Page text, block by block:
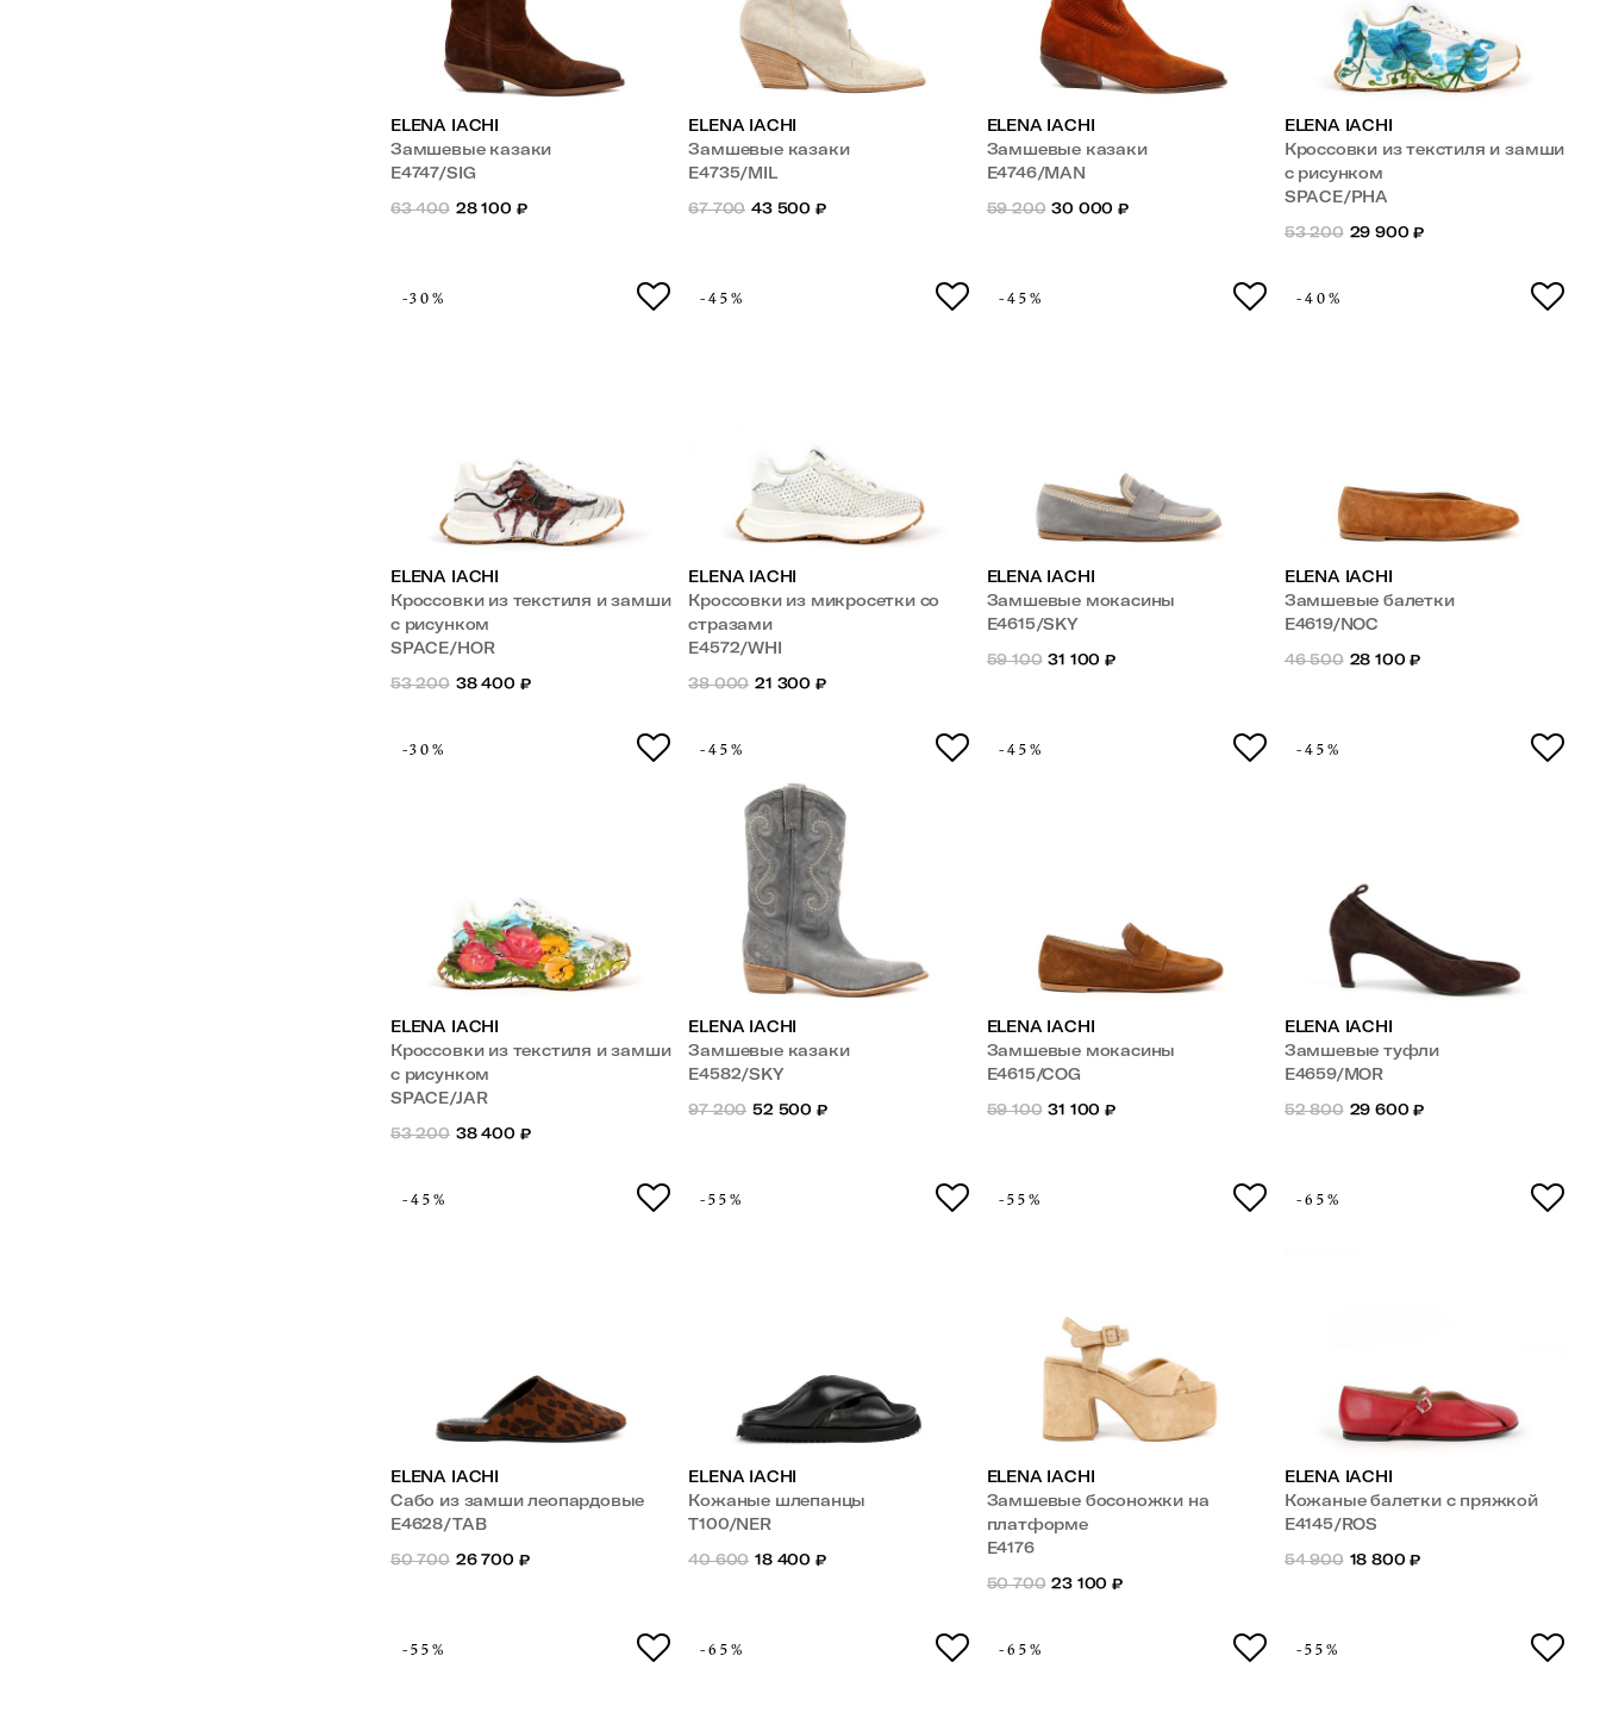
ELENA IACHI
Замшевые казаки
E4747/SIG
63 400 28 100 ₽
ELENA IACHI
Замшевые казаки
E4735/MIL
67 700 43 500 ₽
ELENA IACHI
Замшевые казаки
E4746/MAN
59 200 30 000 ₽
ELENA IACHI
Кроссовки из текстиля и замши
с рисунком
SPACE/PHA
53 200 29 900 ₽
-30%
ELENA IACHI
Кроссовки из текстиля и замши
с рисунком
SPACE/HOR
53 200 38 400 ₽
-45%
ELENA IACHI
Кроссовки из микросетки со
стразами
E4572/WHI
38 000 21 300 ₽
-45%
ELENA IACHI
Замшевые мокасины
E4615/SKY
59 100 31 100 ₽
-40%
ELENA IACHI
Замшевые балетки
E4619/NOC
46 500 28 100 ₽
-30%
ELENA IACHI
Кроссовки из текстиля и замши
с рисунком
SPACE/JAR
53 200 38 400 ₽
-45%
ELENA IACHI
Замшевые казаки
E4582/SKY
97 200 52 500 ₽
-45%
ELENA IACHI
Замшевые мокасины
E4615/COG
59 100 31 100 ₽
-45%
ELENA IACHI
Замшевые туфли
E4659/MOR
52 800 29 600 ₽
-45%
ELENA IACHI
Сабо из замши леопардовые
E4628/TAB
50 700 26 700 ₽
-55%
ELENA IACHI
Кожаные шлепанцы
T100/NER
40 600 18 400 ₽
-55%
ELENA IACHI
Замшевые босоножки на
платформе
E4176
50 700 23 100 ₽
-65%
ELENA IACHI
Кожаные балетки с пряжкой
E4145/ROS
54 900 18 800 ₽
-55% -65% -65% -55%